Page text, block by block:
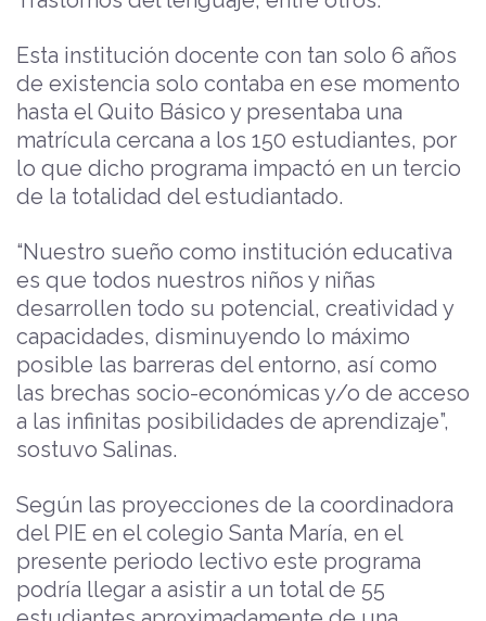
Esta institución docente con tan solo 6 años
de existencia solo contaba en ese momento
hasta el Quito Básico y presentaba una
matrícula cercana a los 150 estudiantes, por
lo que dicho programa impactó en un tercio
de la totalidad del estudiantado.
“Nuestro sueño como institución educativa
es que todos nuestros niños y niñas
desarrollen todo su potencial, creatividad y
capacidades, disminuyendo lo máximo
posible las barreras del entorno, así como
las brechas socio-económicas y/o de acceso
a las infinitas posibilidades de aprendizaje”,
sostuvo Salinas.
Según las proyecciones de la coordinadora
del PIE en el colegio Santa María, en el
presente periodo lectivo este programa
podría llegar a asistir a un total de 55